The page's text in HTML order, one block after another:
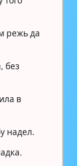
режь да
без
в
надел.